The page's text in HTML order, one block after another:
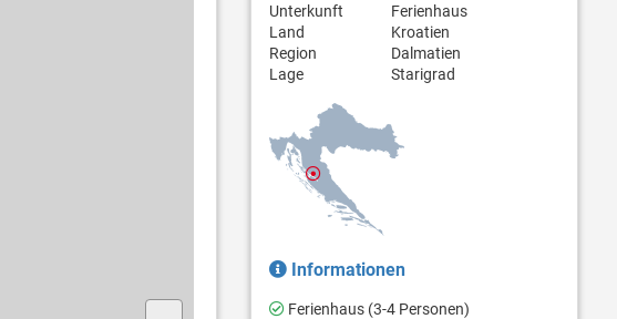
Unterkunft
Ferienhaus
Land
Kroatien
Region
Dalmatien
Lage
Starigrad
Informationen
Ferienhaus (3-4 Personen)